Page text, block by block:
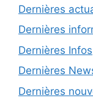
Dernières
Dernières
Dernières Infos
Dernières
Dernières